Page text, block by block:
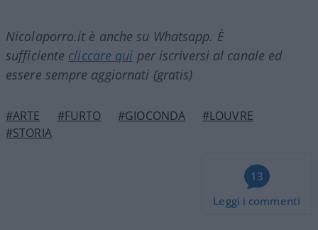
Nicolaporro.it è anche su Whatsapp. È
sufficiente cliccare qui per iscriversi al canale ed
essere sempre aggiornati (gratis)
#ARTE #FURTO #GIOCONDA
#LOUVRE
#STORIA
13
Leggi i commenti